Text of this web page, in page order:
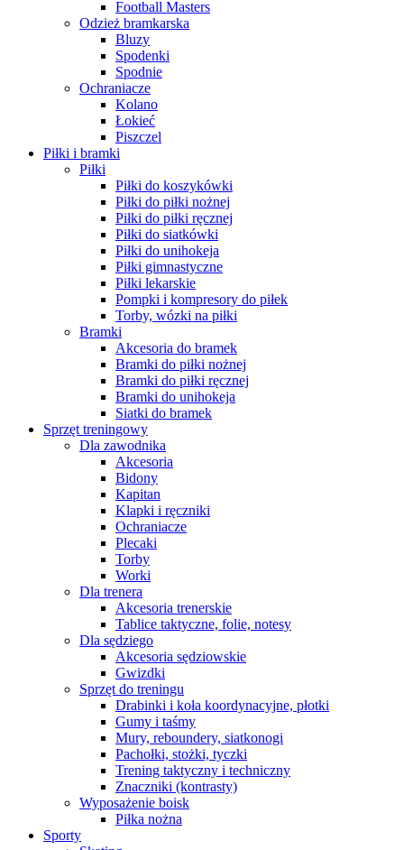
Football Masters
Odzież bramkarska
Bluzy
Spodenki
Spodnie
Ochraniacze
Kolano
Łokieć
Piszczel
Piłki i bramki
Piłki
Piłki do koszykówki
Piłki do piłki nożnej
Piłki do piłki ręcznej
Piłki do siatkówki
Piłki do unihokeja
Piłki gimnastyczne
Piłki lekarskie
Pompki i kompresory do piłek
Torby, wózki na piłki
Bramki
Akcesoria do bramek
Bramki do piłki nożnej
Bramki do piłki ręcznej
Bramki do unihokeja
Siatki do bramek
Sprzęt treningowy
Dla zawodnika
Akcesoria
Bidony
Kapitan
Klapki i ręczniki
Ochraniacze
Plecaki
Torby
Worki
Dla trenera
Akcesoria trenerskie
Tablice taktyczne, folie, notesy
Dla sędziego
Akcesoria sędziowskie
Gwizdki
Sprzęt do treningu
Drabinki i koła koordynacyjne, płotki
Gumy i taśmy
Mury, reboundery, siatkonogi
Pachołki, stożki, tyczki
Trening taktyczny i techniczny
Znaczniki (kontrasty)
Wyposażenie boisk
Piłka nożna
Sporty